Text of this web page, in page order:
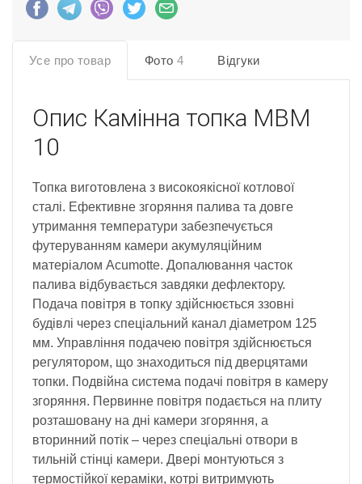
Усе про товар Фото 4 Відгуки
Опис Камінна топка MBM
10
Топка виготовлена з високоякісної котлової
сталі. Ефективне згоряння палива та довге
утримання температури забезпечується
футеруванням камери акумуляційним
матеріалом Acumotte. Допалювання часток
палива відбувається завдяки дефлектору.
Подача повітря в топку здійснюється ззовні
будівлі через спеціальний канал діаметром 125
мм. Управління подачею повітря здійснюється
регулятором, що знаходиться під дверцятами
топки. Подвійна система подачі повітря в камеру
згоряння. Первинне повітря подається на плиту
розташовану на дні камери згоряння, а
вторинний потік – через спеціальні отвори в
тильній стінці камери. Двері монтуються з
термостійкої кераміки, котрі витримують